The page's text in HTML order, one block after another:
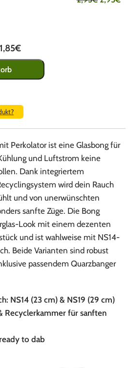
Perkolator ist eine Glasbong für
und Luftstrom keine
Dank integriertem
wird dein Rauch
und von unerwünschten
sanfte Züge. Die Bong
Look mit einem dezenten
und ist wahlweise mit NS14-
Beide Varianten sind robust
passendem Quarzbanger
NS14 (23 cm) & NS19 (29 cm)
Recyclerkammer für sanften
to dab